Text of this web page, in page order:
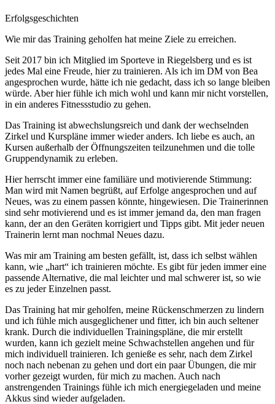
Erfolgsgeschichten
Wie mir das Training geholfen hat meine Ziele zu erreichen.
Seit 2017 bin ich Mitglied im Sporteve in Riegelsberg und es ist
jedes Mal eine Freude, hier zu trainieren. Als ich im DM von Bea
angesprochen wurde, hätte ich nie gedacht, dass ich so lange bleiben
würde. Aber hier fühle ich mich wohl und kann mir nicht vorstellen,
in ein anderes Fitnessstudio zu gehen.
Das Training ist abwechslungsreich und dank der wechselnden
Zirkel und Kurspläne immer wieder anders. Ich liebe es auch, an
Kursen außerhalb der Öffnungszeiten teilzunehmen und die tolle
Gruppendynamik zu erleben.
Hier herrscht immer eine familiäre und motivierende Stimmung:
Man wird mit Namen begrüßt, auf Erfolge angesprochen und auf
Neues, was zu einem passen könnte, hingewiesen. Die Trainerinnen
sind sehr motivierend und es ist immer jemand da, den man fragen
kann, der an den Geräten korrigiert und Tipps gibt. Mit jeder neuen
Trainerin lernt man nochmal Neues dazu.
Was mir am Training am besten gefällt, ist, dass ich selbst wählen
kann, wie „hart“ ich trainieren möchte. Es gibt für jeden immer eine
passende Alternative, die mal leichter und mal schwerer ist, so wie
es zu jeder Einzelnen passt.
Das Training hat mir geholfen, meine Rückenschmerzen zu lindern
und ich fühle mich ausgeglichener und fitter, ich bin auch seltener
krank. Durch die individuellen Trainingspläne, die mir erstellt
wurden, kann ich gezielt meine Schwachstellen angehen und für
mich individuell trainieren. Ich genieße es sehr, nach dem Zirkel
noch nach nebenan zu gehen und dort ein paar Übungen, die mir
vorher gezeigt wurden, für mich zu machen. Auch nach
anstrengenden Trainings fühle ich mich energiegeladen und meine
Akkus sind wieder aufgeladen.